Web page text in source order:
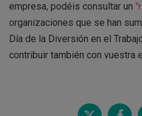
empresa, podéis consultar un
organizaciones que se han
Día de la Diversión en el
contribuir también con vuestra